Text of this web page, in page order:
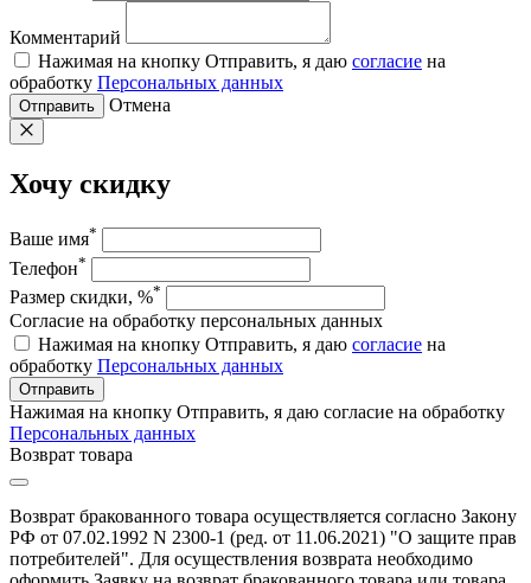
Комментарий
Нажимая на кнопку Отправить, я даю согласие на
обработку Персональных данных
Отправить Отмена
Хочу скидку
Ваше имя*
Телефон*
Размер скидки, %*
Согласие на обработку персональных данных
Нажимая на кнопку Отправить, я даю согласие на
обработку Персональных данных
Отправить
Нажимая на кнопку Отправить, я даю согласие на обработку
Персональных данных
Возврат товара
Возврат бракованного товара осуществляется согласно Закону
РФ от 07.02.1992 N 2300-1 (ред. от 11.06.2021) "О защите прав
потребителей". Для осуществления возврата необходимо